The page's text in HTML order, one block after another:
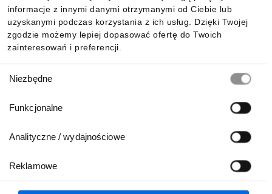
informacje z innymi danymi otrzymanymi od Ciebie lub
uzyskanymi podczas korzystania z ich usług. Dzięki Twojej
zgodzie możemy lepiej dopasować ofertę do Twoich
zainteresowań i preferencji.
zgody
Niezbędne
Funkcjonalne
Analityczne / wydajnościowe
Reklamowe
Pobierz naszą aplikację mobilną:
801 500 700 lub 71 37 61 600